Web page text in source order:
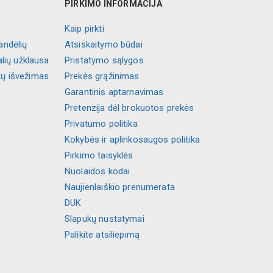
užklausa
išvežimas
PIRKIMO INFORMACIJA
Kaip pirkti
Atsiskaitymo būdai
Pristatymo sąlygos
Prekės grąžinimas
Garantinis aptarnavimas
Pretenzija dėl brokuotos prekės
Privatumo politika
Kokybės ir aplinkosaugos politika
Pirkimo taisyklės
Nuolaidos kodai
Naujienlaiškio prenumerata
DUK
Slapukų nustatymai
Palikite atsiliepimą